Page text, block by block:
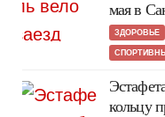
мая в
ЗДОРОВЬЕ
кольцу